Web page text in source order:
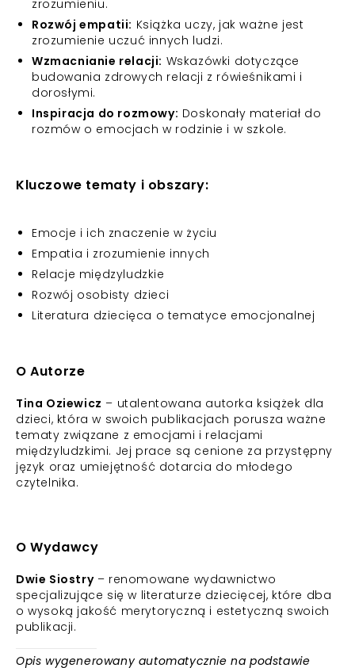
zrozumieniu.
Rozwój empatii: Książka uczy, jak ważne jest
zrozumienie uczuć innych ludzi.
Wzmacnianie relacji: Wskazówki dotyczące
budowania zdrowych relacji z rówieśnikami i
dorosłymi.
Inspiracja do rozmowy: Doskonały materiał do
rozmów o emocjach w rodzinie i w szkole.
Kluczowe tematy i obszary:
Emocje i ich znaczenie w życiu
Empatia i zrozumienie innych
Relacje międzyludzkie
Rozwój osobisty dzieci
Literatura dziecięca o tematyce emocjonalnej
O Autorze
Tina Oziewicz – utalentowana autorka książek dla
dzieci, która w swoich publikacjach porusza ważne
tematy związane z emocjami i relacjami
międzyludzkimi. Jej prace są cenione za przystępny
język oraz umiejętność dotarcia do młodego
czytelnika.
O Wydawcy
Dwie Siostry– renomowane wydawnictwo
specjalizujące się w literaturze dziecięcej, które dba
o wysoką jakość merytoryczną i estetyczną swoich
publikacji.
Opis wygenerowany automatycznie na podstawie